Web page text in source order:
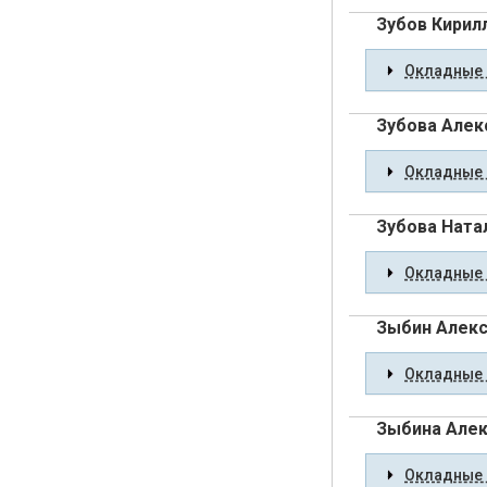
Зубов
Окладные
Зубова
Окладные
Зубова
Окладные
Зыбин
Окладные
Зыбина
Окладные